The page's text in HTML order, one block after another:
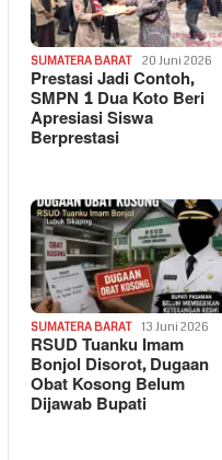
SUMATERA BARAT 20 Juni 2026
Prestasi Jadi Contoh,
SMPN 1 Dua Koto Beri
Apresiasi Siswa
Berprestasi
SUMATERA BARAT 13 Juni 2026
RSUD Tuanku Imam
Bonjol Disorot, Dugaan
Obat Kosong Belum
Dijawab Bupati